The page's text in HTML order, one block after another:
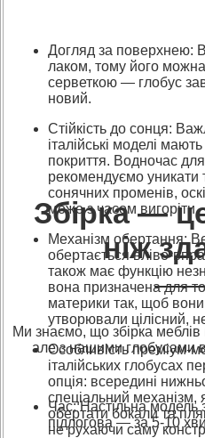
Догляд за поверхнею:
лаком, тому його
серветкою — глобус
новий.
Стійкість до сонця:
італійські моделі
покриття. Водночас
рекомендуємо
сонячних променів,
може з часом вигоріти.
Механізм обертання:
обертається вліво-
також має функцію
вона призначена для
материки так, щоб
утворювали цілісний,
Особливість преміум-
італійських глобусах
опція: всередині
спеціальний механізм,
обертати бокали та
не рухаючи саму
Збірка —
ніж
Ми знаємо, що збірка
але з нашими глобусами
Час: Настільна модель
підлогова — за 5-10